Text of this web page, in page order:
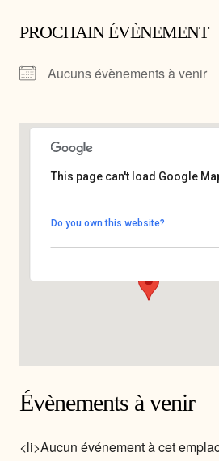
PROCHAIN ÉVÈNEMENT
Aucuns évènements à venir
Voir Évènements
This page can't load Google
Do you own this website?
Évènements à venir
<li>Aucun événement à cet